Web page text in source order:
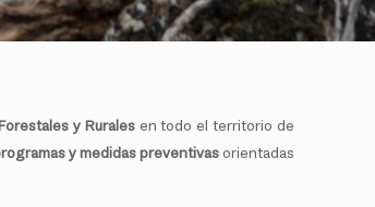
y Ruralesen todo el territorio de
y medidas preventivasorientadas